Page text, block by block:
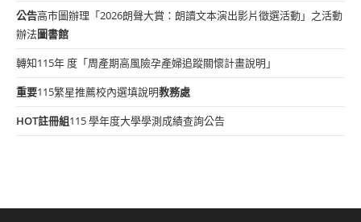
公告高市圖辦理「2026朗聲大賞：朗讀文本演出影片徵選活動」之活動
辦法圖書館
轉知115年 度「周產期高風險孕產婦追蹤關懷計畫說明」
重要115繁星推薦校內選填說明教務處
HOT註冊組115 學年度大學學測成績查詢公告